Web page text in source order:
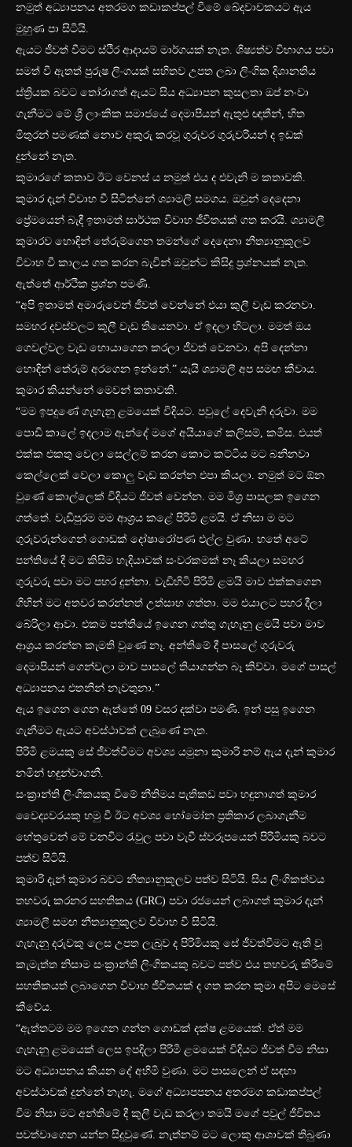
නමුත් අධ්‍යාපනය අතරමග කඩාකප්පල් වීමේ ඛේදවාචකයට ඇය
මුහුණ පා සිටියි.
ඇයට ජීවත් වීමට ස්ථිර ආදායම් මාර්ගයක් නැත. ශිෂ්‍යත්ව විභාගය පවා
සමත් වී ඇතත් පුරුෂ ලිංගයක් සහිතව උපත ලබා ලිංගික දිශානතිය
ස්ත්‍රියක බවට තෝරාගත් ඇයට සිය අධ්‍යාපන කුසලතා ඔප් නංවා
ගැනීමට මේ ශ්‍රී ලාංකික සමාජයේ දෙමාපියන් ඇතුළු ඥාතීන්, හිත
මිතුරන් පමණක් නොව අකුරු කරවූ ගුරුවර ගුරුවරියන් ද ඉඩක්
දුන්නේ නැත.
කුමාරගේ කතාව ඊට වෙනස් ය නමුත් එය ද එවැනි ම කතාවකි.
කුමාර දැන් විවාහ වී සිටින්නේ ශ්‍යාමලී සමගය. ඔවුන් දෙදෙනා
ප්‍රේමයෙන් බැඳී ඉතාමත් සාර්ථක විවාහ ජීවිතයක් ගත කරයි. ශ්‍යාමලී
කුමාරව හොඳින් තේරුම්ගෙන තමන්ගේ දෙදෙනා නීත්‍යානුකූලව
විවාහ වී කාලය ගත කරන බැවින් ඔවුන්ට කිසිදු ප්‍රශ්නයක් නැත.
ඇත්තේ ආර්ථික ප්‍රශ්න පමණි.
“අපි ඉතාමත් අමාරුවෙන් ජීවත් වෙන්නේ එයා කුලී වැඩ කරනවා.
සමහර දවස්වලට කුලී වැඩ තියෙනවා. ඒ ඉදලා හිටලා. මමත් ඔය
ගෙවල්වල වැඩ හොයාගෙන කරලා ජීවත් වෙනවා. අපි දෙන්නා
හොඳින් තේරුම් අරගෙන ඉන්නේ.” යැයි ශ්‍යාමලී අප සමඟ කීවාය.
කුමාර කියන්නේ මෙවන් කතාවකි.
“මම ඉපදුණේ ගැහැනු ළමයෙක් විදියට. පවුලේ දෙවැනි දරුවා. මම
පොඩි කාලේ ඉදලාම ඇන්දේ මගේ අයියාගේ කලිසම්, කමිස. එයත්
එක්ක එකතු වෙලා සෙල්ලම් කරන කොට කට්ටිය මට බනිනවා
කෙල්ලෙක් වෙලා කොලු වැඩ කරන්න එපා කියලා. නමුත් මට ඕන
වුණේ කෙ‍ාල්ලෙක් විදියට ජීවත් වෙන්න. මම මිශ්‍ර පාසලක ඉගෙන
ගත්තේ. වැඩිපුරම මම ආශ්‍රය කළේ පිරිමි ළමයි. ඒ නිසා ම මට
ගුරුවරුන්ගෙන් ගොඩක් දෝෂාරෝපණ එල්ල වුණා. හතේ අටේ
පන්තියේ දී මට කිසිම හැදියාවක් සංවරකමක් නෑ කියලා සමහර
ගුරුවරු පවා මට පහර දුන්නා. වැඩිහිටි පිරිමි ළමයි මාව එක්කගෙන
ගිහින් මට අතවර කරන්නත් උත්සාහ ගත්තා. මම එයාලට පහර දීලා
බේරිලා ආවා. එකම පන්තියේ ඉගෙන ගත්තු ගැහැනු ළමයි පවා මාව
ආශ්‍රය කරන්න කැමති වුණේ නෑ. අන්තිමේ දී පාසලේ ගුරුවරු
දෙමාපියන් ගෙන්වලා මාව පාසලේ තියාගන්න බෑ කිව්වා. මගේ පාසල්
අධ්‍යාපනය එතනින් නැවතුනා.”
ඇය ඉගෙන ගෙන ඇත්තේ 09 වසර දක්වා පමණි. ඉන් පසු ‍ඉගෙන
ගැනීමට ඇයට අවස්ථාවක් ලැබුණේ නැත.
පිරිමි ළමයකු සේ ජීවත්වීමට අවශ්‍ය යමුනා කුමාරි නම් ඇය දැන් කුමාර
නමින් හඳුන්වාගනී.
සංක්‍රාන්ති ලිංගිකයකු වීමේ නීතිමය පැතිකඩ පවා හඳුනාගත් කුමාර
වෛද්‍යවරයකු හමු වී ඊට අවශ්‍ය හෝමෝන ප්‍රතිකාර ලබාගැනීම
හේතුවෙන් මේ වනවිට රැවුල පවා වැවී ස්වරූපයෙන් පිරිමියකු බවට
පත්ව සිටියි.
කුමාරි දැන් කුමාර බවට නීත්‍යානුකූලව පත්ව සිටියි. සිය ලිංගිකත්වය
තහවරු කරනර සහතිකය (GRC) පවා රජයෙන් ලබාගත් කුමාර දැන්
ශ්‍යාමලී සමඟ නීත්‍යානුකූලව විවාහ වී සිටියි.
ගැහැනු දරුවකු ලෙස උපත ලැබුව ද පිරිමියකු සේ ජීවත්වීමට ඇති වූ
කැමැත්ත නිසාම සංක්‍රාන්ති ලිංගිකයකු බවට පත්ව එය තහවරු කිරීමේ
සහතිකයත් ලබාගෙන විවාහ ජීවිතයක් ද ගත කරන කුමා අපිට මෙසේ
කීවේය.
“ඇත්තටම මම ඉගෙන ගන්න ගොඩක් දක්ෂ ළමයෙක්. ඒත් මම
ගැහැනු ළමයෙක් ලෙස ඉපදිලා පිරිමි ළමයෙක් විදියට ජීවත් වීම නිසා
මට අධ්‍යාපනය කියන දේ අහිමි වුණා. මට පාසලෙන් ඒ සඳහා
අවස්ථාවක් දුන්නේ නැහැ. මගේ අධ්‍යාපපනය අතරමග කඩාකප්පල්
වීම නිසා මට අන්තිමේ දී කුලී වැඩ කරලා තමයි මගේ පවුල් ජීවිතය
පවත්වාගෙන යන්න සිදුවුණේ. නැත්නම් මට ලොකු ආශාවක් තිබුණා